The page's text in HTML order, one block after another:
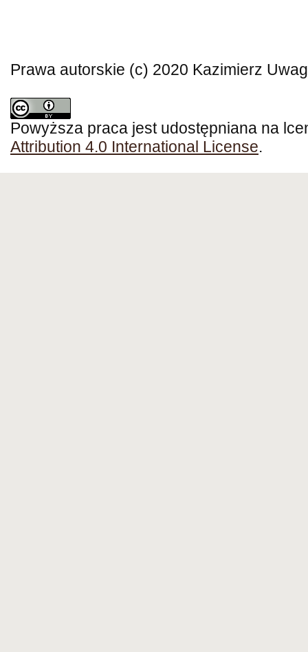
Prawa autorskie (c) 2020 Kazimierz
Powyższa praca jest udostępniana na
Attribution 4.0 International License.